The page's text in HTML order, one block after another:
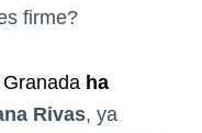
firme?
ha
Rivas, ya